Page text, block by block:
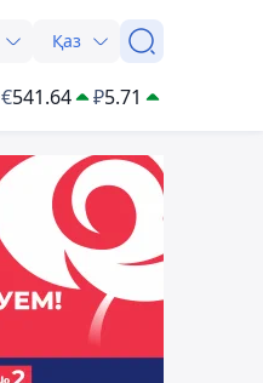
Қаз
€541.64 ₽5.71